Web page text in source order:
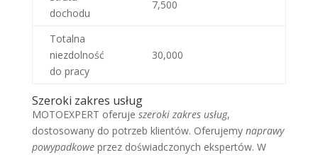
dochodu
7,500
Totalna
niezdolność
do pracy
30,000
Szeroki zakres usług
MOTOEXPERT oferuje szeroki zakres usług,
dostosowany do potrzeb klientów. Oferujemy naprawy
powypadkoweprzez doświadczonych ekspertów. W